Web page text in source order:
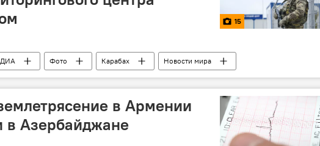
15
Фото Карабах
Новости мира
в Армении
в Азербайджане